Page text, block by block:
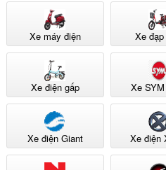
Động cơ 1.450 W còn mang lại
chuyển trên các địa hình gồ
ì, ngay cả khi chở đủ tải. Đây là
người thường xuyên phải di
nhất định.
Xe máy điện Xe
Xe điện gấp Xe
Xe điện Giant Xe điện